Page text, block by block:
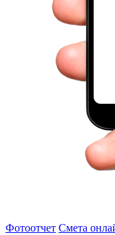
Фотоотчет Смета